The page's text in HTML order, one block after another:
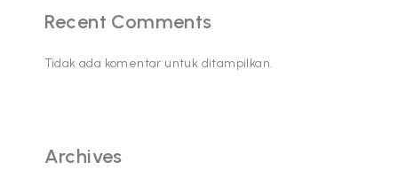
Recent Comments
Tidak ada komentar untuk ditampilkan.
Archives